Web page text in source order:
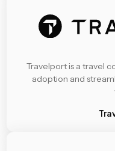
Travelport is a travel
adoption and